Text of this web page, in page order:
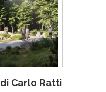
Carlo Ratti